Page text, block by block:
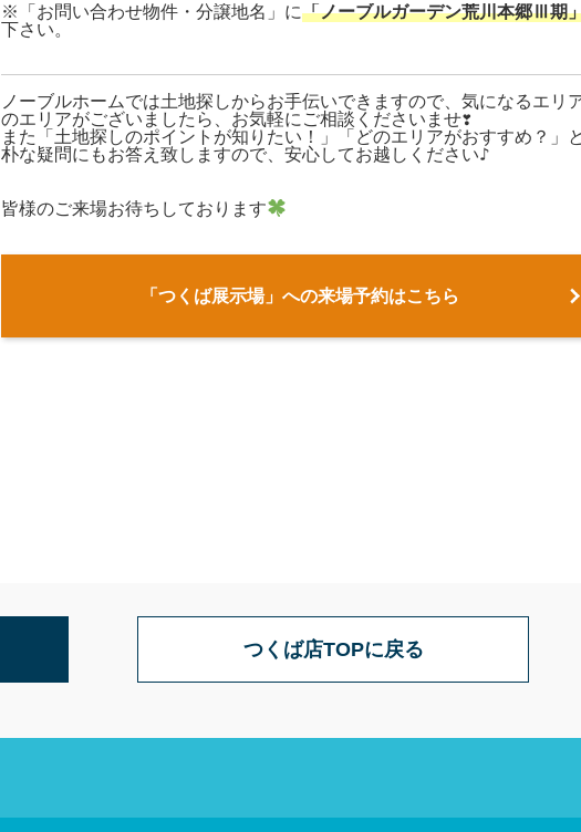
※「お問い合わせ物件・分譲地名」に「ノーブルガーデン荒川本郷Ⅲ期
下さい。
ノーブルホームでは土地探しからお手伝いできますので、気になるエリ
のエリアがございましたら、お気軽にご相談くださいませ❣
また「土地探しのポイントが知りたい！」「どのエリアがおすすめ？」
朴な疑問にもお答え致しますので、安心してお越しください♪
皆様のご来場お待ちしております
「つくば展示場」への来場予約はこちら
つくば店TOPに戻る